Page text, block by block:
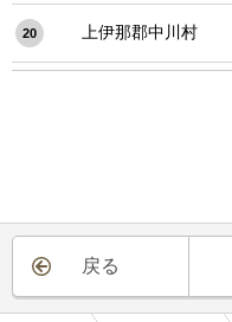
20 上伊那郡中川村
戻る